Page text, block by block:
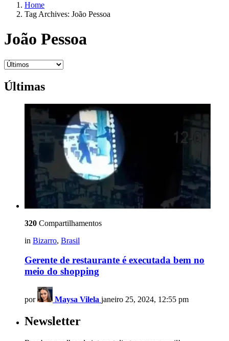
Home
Tag Archives: João Pessoa
João Pessoa
Últimas
320 Compartilhamentos
in Bizarro, Brasil
Gerente de restaurante é executada bem no
meio do shopping
por Maysa Vilela janeiro 25, 2024, 12:55 pm
Newsletter